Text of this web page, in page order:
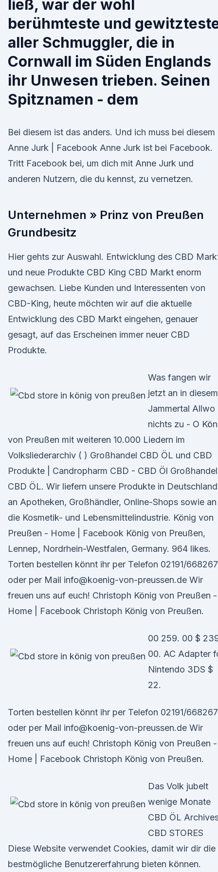
ließ, war der wohl
berühmteste und
aller Schmuggler, die in
Cornwall im Süden Englands
ihr Unwesen trieben. Seinen
Spitznamen - dem
Bei diesem ist das anders. Und ich muss bei diesem
Anne Jurk | Facebook Anne Jurk ist bei Facebook.
Tritt Facebook bei, um dich mit Anne Jurk und
anderen Nutzern, die du kennst, zu vernetzen.
Unternehmen » Prinz von Preußen
Grundbesitz
Hier gehts zur Auswahl. Entwicklung des CBD
und neue Produkte CBD King CBD Markt enorm
gewachsen. Liebe Kunden und Interessenten von
CBD-King, heute möchten wir auf die aktuelle
Entwicklung des CBD Markt eingehen, genauer
gesagt, auf das Erscheinen immer neuer CBD
Produkte.
Was fangen wir
jetzt an in diesem
Jammertal Allwo
nichts zu - O
von Preußen mit weiteren 10.000 Liedern im
Volksliederarchiv ( ) Großhandel CBD ÖL und CBD
Produkte | Candropharm CBD - CBD Öl Großhandel
CBD ÖL. Wir liefern unsere Produkte in Deutschland
an Apotheken, Großhändler, Online-Shops sowie an
die Kosmetik- und Lebensmittelindustrie. König von
Preußen - Home | Facebook König von Preußen,
Lennep, Nordrhein-Westfalen, Germany. 964 likes.
Torten bestellen könnt ihr per Telefon 02191/668267
oder per Mail info@koenig-von-preussen.de Wir
freuen uns auf euch! Christoph König von Preußen -
Home | Facebook Christoph König von Preußen.
00 259. 00 $
00. AC Adapter
Nintendo 3DS $
22.
Torten bestellen könnt ihr per Telefon 02191/668267
oder per Mail info@koenig-von-preussen.de Wir
freuen uns auf euch! Christoph König von Preußen -
Home | Facebook Christoph König von Preußen.
Das Volk jubelt
wenige Monate
CBD ÖL
CBD STORES
Diese Website verwendet Cookies, damit wir dir die
bestmögliche Benutzererfahrung bieten können.